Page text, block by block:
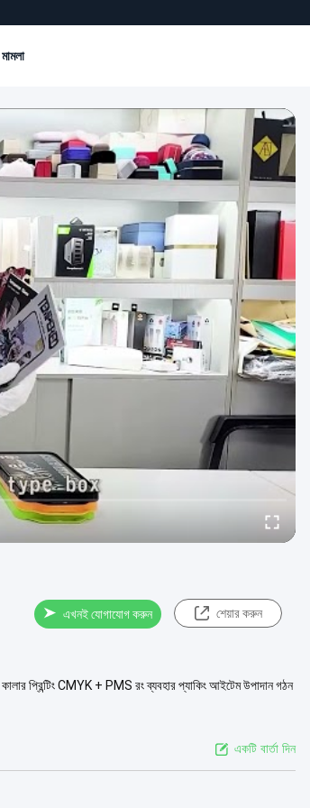
মামলা
এখনই যোগাযোগ করুন শেয়ার করুন
কালার প্রিন্টিং CMYK + PMS রং ব্যবহার প্যাকিং আইটেম উপাদান গঠন
একটি বার্তা দিন